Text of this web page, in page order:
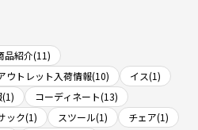
品紹介(11)
ウトレット入荷情報(10)
イス(1)
コーディネート(13)
ック(1) スツール(1)
チェア(1)